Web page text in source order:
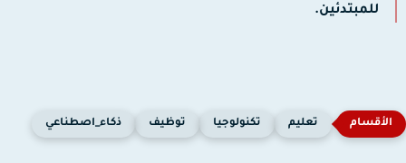
للمبتدئين.
تعليم تكنولوجيا توظيف ذكاء_اصطناعي